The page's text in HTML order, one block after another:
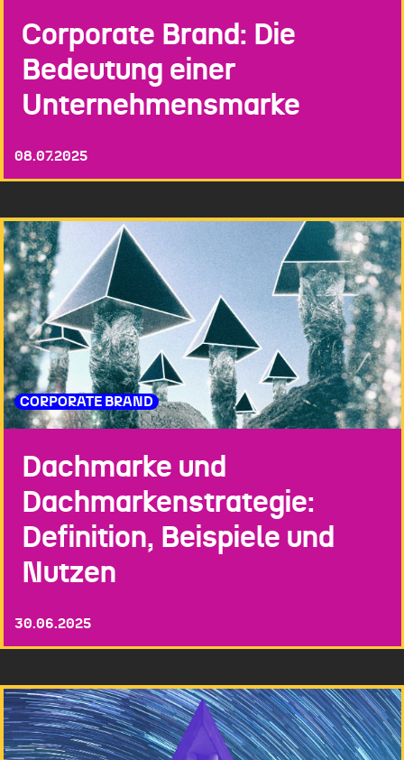
Corporate Brand: Die
Bedeutung einer
Unternehmensmarke
08.07.2025
CORPORATE BRAND
Dachmarke und
Dachmarkenstrategie:
Definition, Beispiele und
Nutzen
30.06.2025